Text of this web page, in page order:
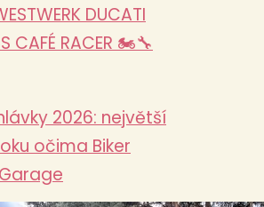
DUCATI
CAFÉ RACER 🏍️🔧
2026: největší
očima Biker